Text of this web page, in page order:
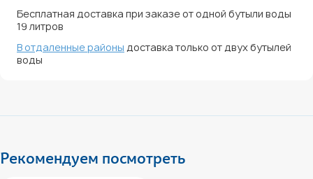
Бесплатная доставка при заказе от одной бутыли воды
19 литров
В отдаленные районы доставка только от двух бутылей
воды
Рекомендуем посмотреть